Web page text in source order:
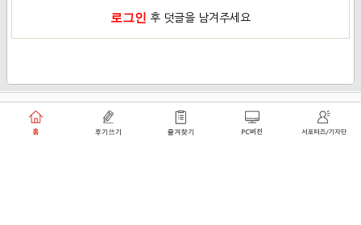
로그인 후 덧글을 남겨주세요
개인정보취급방침 로그인
쑥쑥플래닛 주식회사 대표이사 : 천선아